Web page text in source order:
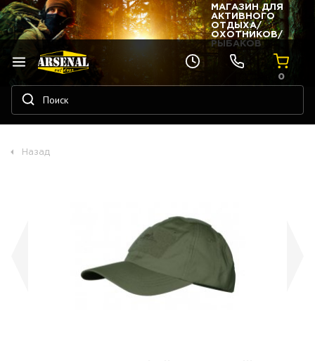
МАГАЗИН ДЛЯ
АКТИВНОГО
ОТДЫХА/
ОХОТНИКОВ/
РЫБАКОВ
0
Назад